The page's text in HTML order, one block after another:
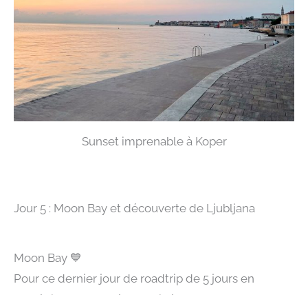
Sunset imprenable à Koper
Jour 5 : Moon Bay et découverte de Ljubljana
Moon Bay 💙
Pour ce dernier jour de roadtrip de 5 jours en